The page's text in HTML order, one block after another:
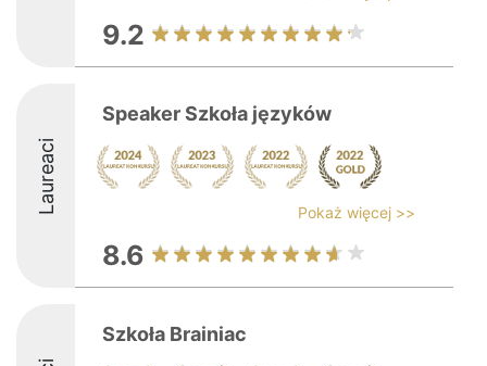
9.2
Laureaci
Speaker Szkoła języków
Pokaż więcej >>
8.6
Szkoła Brainiac